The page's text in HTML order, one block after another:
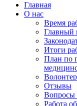
Главная
О нас
Время
Главный
Итоги
План по
Отзывы
Вопросы
Работа